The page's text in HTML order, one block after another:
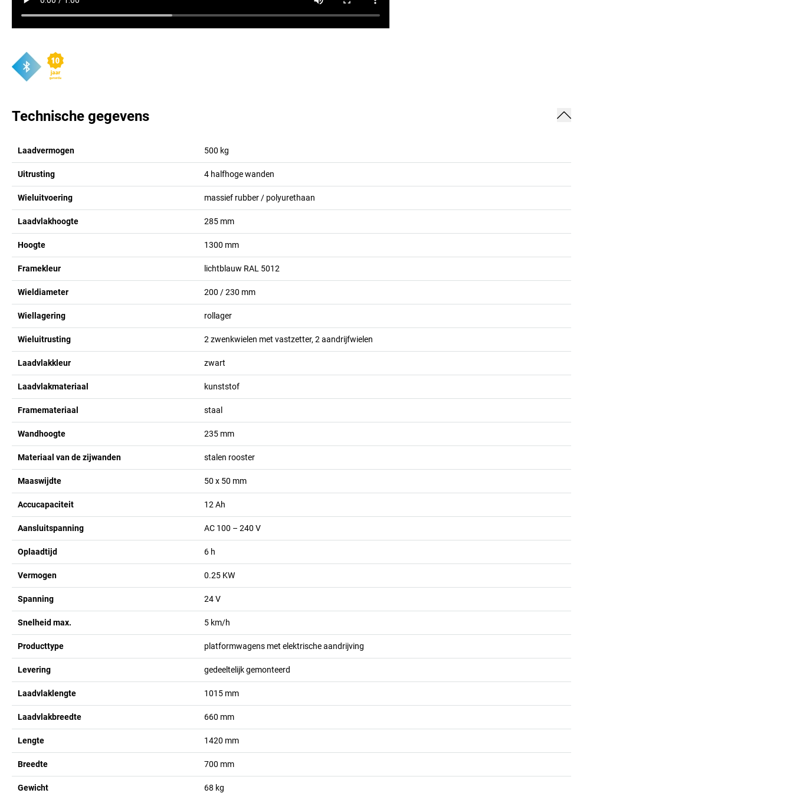
Technische gegevens
Laadvermogen 500 kg
Uitrusting 4 halfhoge wanden
Wieluitvoering massief rubber / polyurethaan
Laadvlakhoogte 285 mm
Hoogte 1300 mm
Framekleur lichtblauw RAL 5012
Wieldiameter 200 / 230 mm
Wiellagering rollager
Wieluitrusting 2 zwenkwielen met vastzetter, 2 aandrijfwielen
Laadvlakkleur zwart
Laadvlakmateriaal kunststof
Framemateriaal staal
Wandhoogte 235 mm
Materiaal van de zijwanden stalen rooster
Maaswijdte 50 x 50 mm
Accucapaciteit 12 Ah
Aansluitspanning AC 100 – 240 V
Oplaadtijd 6 h
Vermogen 0.25 KW
Spanning 24V
Snelheid max. 5 km/h
Producttype platformwagens met elektrische aandrijving
Levering gedeeltelijk gemonteerd
Laadvlaklengte 1015 mm
Laadvlakbreedte 660 mm
Lengte 1420 mm
Breedte 700 mm
Gewicht 68 kg